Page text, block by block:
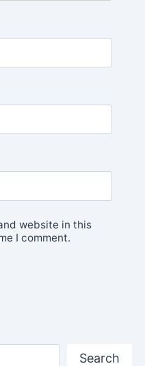
website in this
I comment.
Search